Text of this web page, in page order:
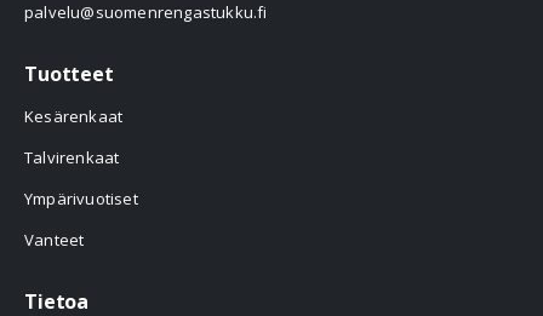
palvelu@suomenrengastukku.fi
Tuotteet
Kesärenkaat
Talvirenkaat
Ympärivuotiset
Vanteet
Tietoa